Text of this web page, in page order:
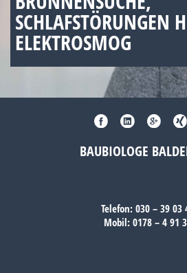
SCHLAFSTÖRUNGEN
ELEKTROSMOG
BAUBIOLOGE
Telefon: 030 – 39 03
Mobil: 0178 – 4 91